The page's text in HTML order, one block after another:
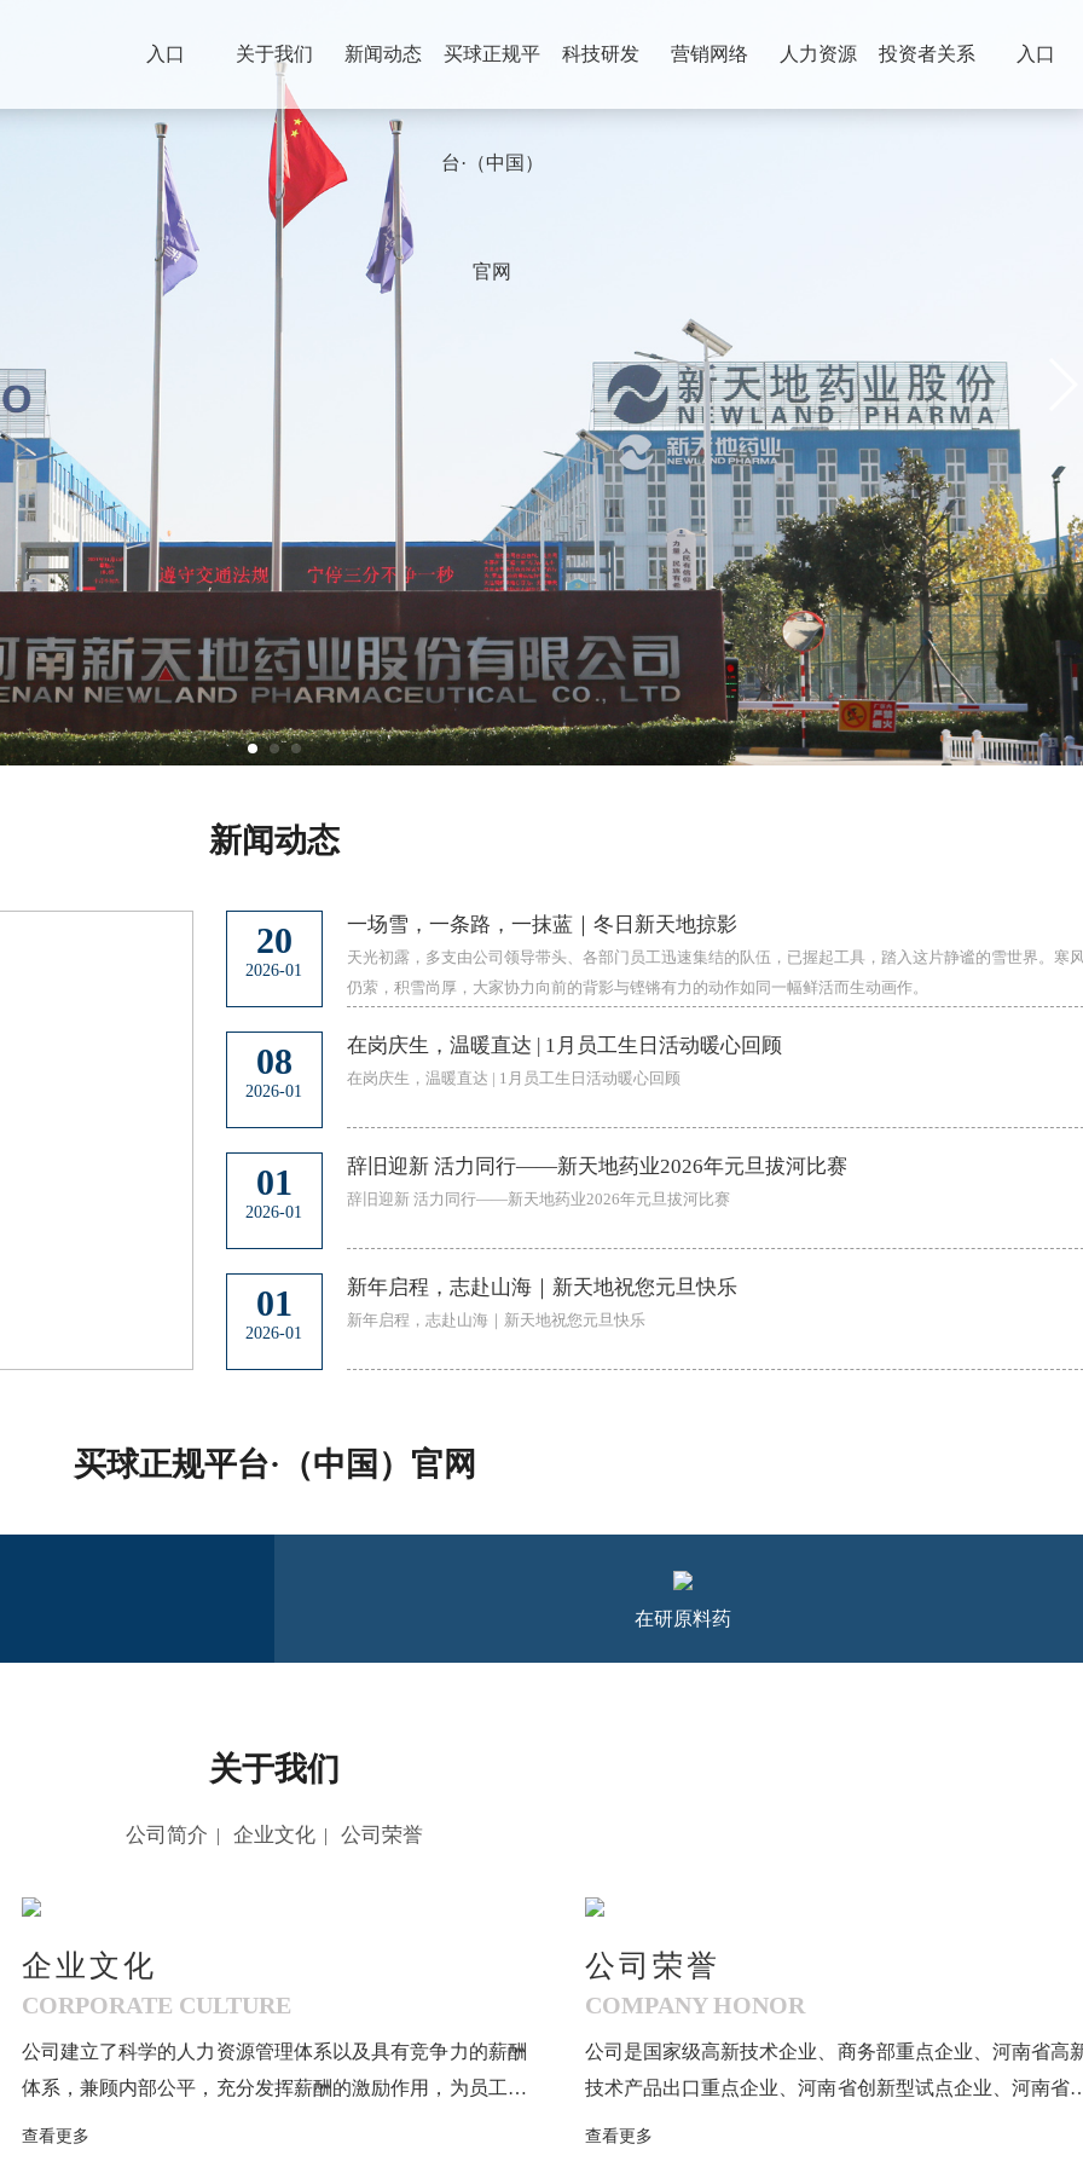
入口 关于我们 新闻动态 买球正规平
台·（中国）
官网
科技研发 营销网络 人力资源 投资者关系 入口
新闻动态
20
2026-01
一场雪，一条路，一抹蓝｜冬日新天地掠影
天光初露，多支由公司领导带头、各部门员工迅速集结的队伍，已握起工具，踏入这片静谧的雪世界。寒
仍萦，积雪尚厚，大家协力向前的背影与铿锵有力的动作如同一幅鲜活而生动画作。
08
2026-01
在岗庆生，温暖直达 | 1月员工生日活动暖心回顾
在岗庆生，温暖直达 | 1月员工生日活动暖心回顾
01
2026-01
辞旧迎新 活力同行——新天地药业2026年元旦拔河比赛
辞旧迎新 活力同行——新天地药业2026年元旦拔河比赛
01
2026-01
新年启程，志赴山海｜新天地祝您元旦快乐
新年启程，志赴山海｜新天地祝您元旦快乐
买球正规平台·（中国）官网
在研原料药
关于我们
公司简介 | 企业文化 | 公司荣誉
企业文化
CORPORATE CULTURE
公司建立了科学的人力资源管理体系以及具有竞争力的薪酬
体系，兼顾内部公平，充分发挥薪酬的激励作用，为员工提
供市场平均水平、具有市场及行业竞争力的薪酬待遇，实现
查看更多
公司荣誉
COMPANY HONOR
公司是国家级高新技术企业、商务部重点企业、河南省高
技术产品出口重点企业、河南省创新型试点企业、河南省
识产权优势培育企业、河南省百户高成长性中小企业，先
查看更多